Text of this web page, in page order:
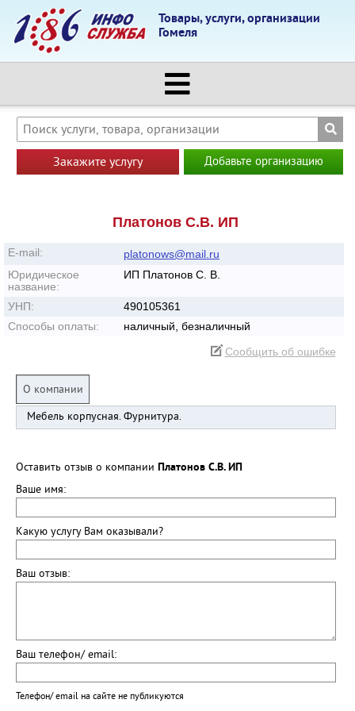
Товары, услуги, организации
Гомеля
Закажите услугу Добавьте организацию
Платонов С.В. ИП
E-mail:
platonows@mail.ru
Юридическое
название:
ИП Платонов С. В.
УНП:
490105361
Способы оплаты:
наличный, безналичный
Сообщить об ошибке
О компании
Мебель корпусная. Фурнитура.
Оставить отзыв о компании Платонов С.В. ИП
Ваше имя:
Какую услугу Вам оказывали?
Ваш отзыв:
Ваш телефон/ email:
Телефон/ email на сайте не публикуются